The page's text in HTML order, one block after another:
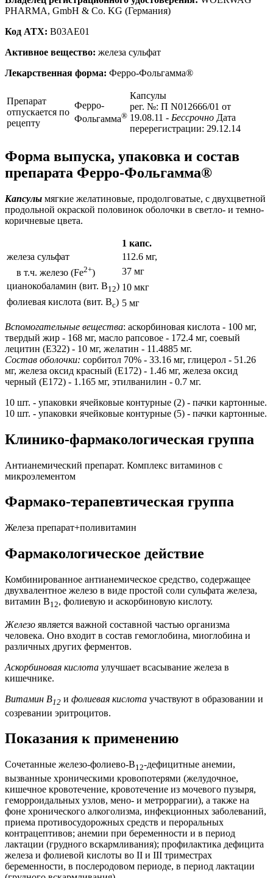
PHARMA, GmbH & Co. KG (Германия)
Код ATX: B03AE01
Активное вещество: железа сульфат
Лекарственная форма: Ферро-Фольгамма®
Препарат
отпускается по
рецепту
Ферро-
Фольгамма®
Капсулы
рег. №: П N012666/01 от
19.08.11 - Бессрочно Дата
перерегистрации: 29.12.14
Форма выпуска, упаковка и состав
препарата Ферро-Фольгамма®
Капсулы мягкие желатиновые, продолговатые, с двухцветной
продольной окраской половинок оболочки в светло- и темно-
коричневые цвета.
1 капс.
железа сульфат
112.6 мг,
в т.ч. железо (Fe2+)
37 мг
цианокобаламин (вит. B12) 10 мкг
фолиевая кислота (вит. Bc) 5 мг
Вспомогательные вещества: аскорбиновая кислота - 100 мг,
твердый жир - 168 мг, масло рапсовое - 172.4 мг, соевый
лецитин (Е322) - 10 мг, желатин - 11.4885 мг.
Состав оболочки: сорбитол 70% - 33.16 мг, глицерол - 51.26
мг, железа оксид красный (Е172) - 1.46 мг, железа оксид
черный (Е172) - 1.165 мг, этилванилин - 0.7 мг.
10 шт. - упаковки ячейковые контурные (2) - пачки картонные.
10 шт. - упаковки ячейковые контурные (5) - пачки картонные.
Клинико-фармакологическая группа
Антианемический препарат. Комплекс витаминов с
микроэлементом
Фармако-терапевтическая группа
Железа препарат+поливитамин
Фармакологическое действие
Комбинированное антианемическое средство, содержащее
двухвалентное железо в виде простой соли сульфата железа,
витамин В12, фолиевую и аскорбиновую кислоту.
Железо является важной составной частью организма
человека. Оно входит в состав гемоглобина, миоглобина и
различных других ферментов.
Аскорбиновая кислота улучшает всасывание железа в
кишечнике.
Витамин В12 и фолиевая кислота участвуют в образовании и
созревании эритроцитов.
Показания к применению
Сочетанные железо-фолиево-В12-дефицитные анемии,
вызванные хроническими кровопотерями (желудочное,
кишечное кровотечение, кровотечение из мочевого пузыря,
геморроидальных узлов, мено- и метроррагии), а также на
фоне хронического алкоголизма, инфекционных заболеваний,
приема противосудорожных средств и пероральных
контрацептивов; анемии при беременности и в период
лактации (грудного вскармливания); профилактика дефицита
железа и фолиевой кислоты во II и III триместрах
беременности, в послеродовом периоде, в период лактации